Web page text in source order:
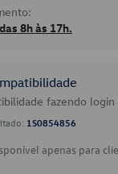
8h às 17h.
fazendo login
1S0854856
apenas para